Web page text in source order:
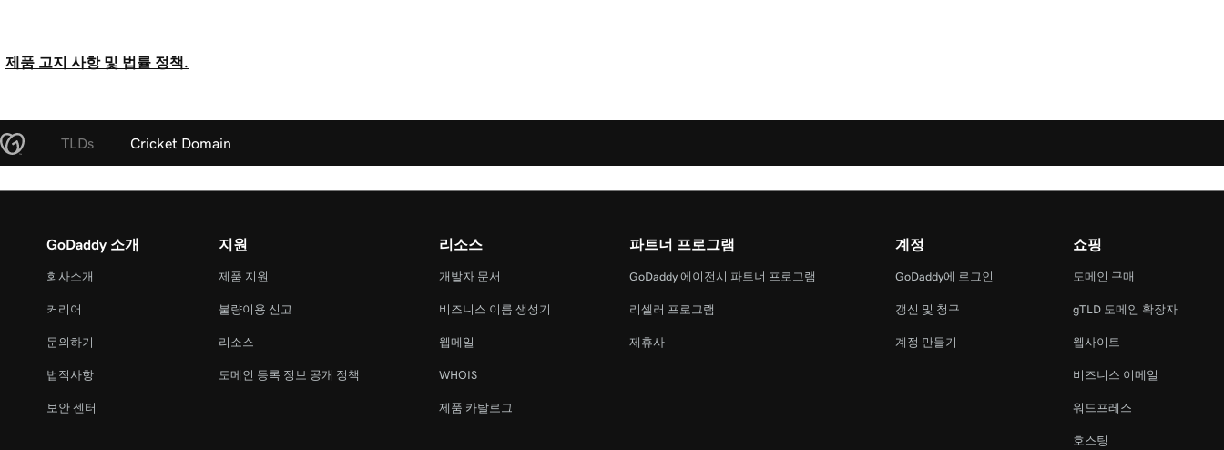
제품 고지 사항 및 법률 정책.
TLDs Cricket Domain
GoDaddy 소개
회사소개
커리어
문의하기
법적사항
보안 센터
지원
제품 지원
불량이용 신고
리소스
도메인 등록 정보 공개 정책
리소스
개발자 문서
비즈니스 이름 생성기
웹메일
WHOIS
제품 카탈로그
파트너 프로그램
GoDaddy 에이전시 파트너 프로그램
리셀러 프로그램
제휴사
계정
GoDaddy에 로그인
갱신 및 청구
계정 만들기
쇼핑
도메인 구매
gTLD 도메인 확장자
웹사이트
비즈니스 이메일
워드프레스
호스팅